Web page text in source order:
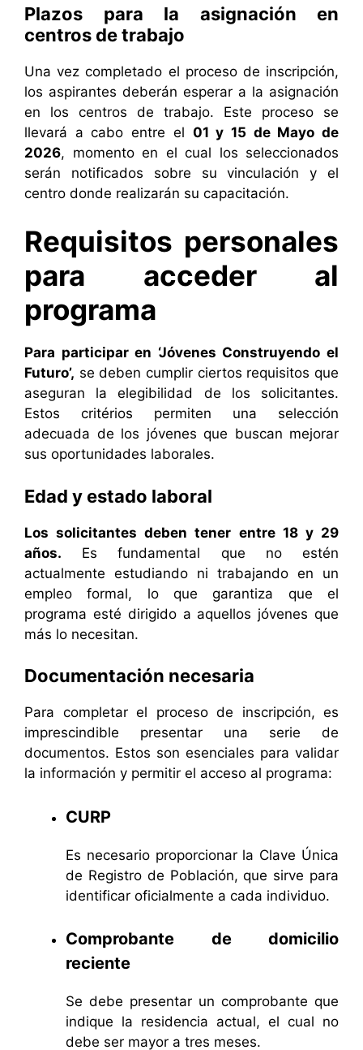
Plazos para la asignación en
centros de trabajo
Una vez completado el proceso de inscripción,
los aspirantes deberán esperar a la asignación
en los centros de trabajo. Este proceso se
llevará a cabo entre el 01 y 15 de Mayo de
2026, momento en el cual los seleccionados
serán notificados sobre su vinculación y el
centro donde realizarán su capacitación.
Requisitos personales
para acceder al
programa
Para participar en ‘Jóvenes Construyendo el
Futuro’, se deben cumplir ciertos requisitos que
aseguran la elegibilidad de los solicitantes.
Estos critérios permiten una selección
adecuada de los jóvenes que buscan mejorar
sus oportunidades laborales.
Edad y estado laboral
Los solicitantes deben tener entre 18 y 29
años. Es fundamental que no estén
actualmente estudiando ni trabajando en un
empleo formal, lo que garantiza que el
programa esté dirigido a aquellos jóvenes que
más lo necesitan.
Documentación necesaria
Para completar el proceso de inscripción, es
imprescindible presentar una serie de
documentos. Estos son esenciales para validar
la información y permitir el acceso al programa:
CURP
Es necesario proporcionar la Clave Única
de Registro de Población, que sirve para
identificar oficialmente a cada individuo.
Comprobante de domicilio
reciente
Se debe presentar un comprobante que
indique la residencia actual, el cual no
debe ser mayor a tres meses.